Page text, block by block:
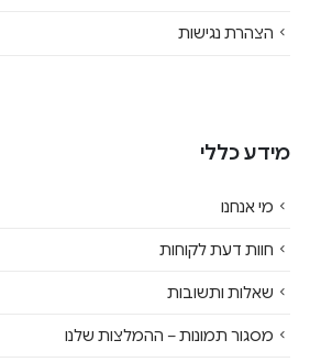
הצהרת נגישות
מידע כללי
מי אנחנו
חוות דעת לקוחות
שאלות ותשובות
מסגור תמונות – ההמלצות שלנו